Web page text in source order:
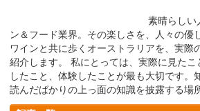
素晴らしい人々が生
ン＆フード業界。その楽しさを、人々の優
ワインと共に歩くオーストラリアを、実際
紹介します。 私にとっては、実際に見た
したこと、体験したことが最も大切です。
読んだばかりの上っ面の知識を披露する場